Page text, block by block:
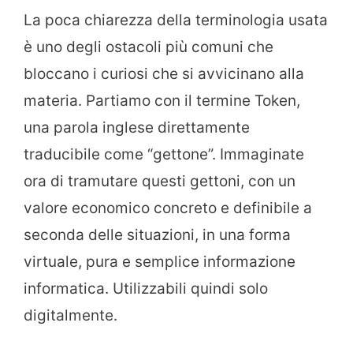
La poca chiarezza della terminologia usata
è uno degli ostacoli più comuni che
bloccano i curiosi che si avvicinano alla
materia. Partiamo con il termine Token,
una parola inglese direttamente
traducibile come “gettone”. Immaginate
ora di tramutare questi gettoni, con un
valore economico concreto e definibile a
seconda delle situazioni, in una forma
virtuale, pura e semplice informazione
informatica. Utilizzabili quindi solo
digitalmente.